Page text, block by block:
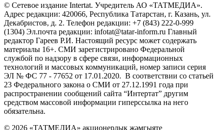
© Сетевое издание Intertat. Учредитель АО «ТАТМЕДИА».
Адрес редакции: 420066, Республика Татарстан, г. Казань, ул.
Декабристов, д. 2. Телефон редакции: +7 (843) 222-0-999
(1304) Эл.почта редакции: infotat@tatar-inform.ru Главный
редактор Гареев Р.И. Настоящий ресурс может содержать
материалы 16+. СМИ зарегистрировано Федеральной
службой по надзору в сфере связи, информационных
технологий и массовых коммуникаций, номер записи серия
ЭЛ № ФС 77 - 77652 от 17.01.2020. В соответствии со статьей
23 Федерального закона о СМИ от 27.12.1991 года при
распространении сообщений сайта “Интертат” другим
средством массовой информации гиперссылка на него
обязательна.
© 2026 «ТАТМЕДИА» акционерлык җәмгыяте